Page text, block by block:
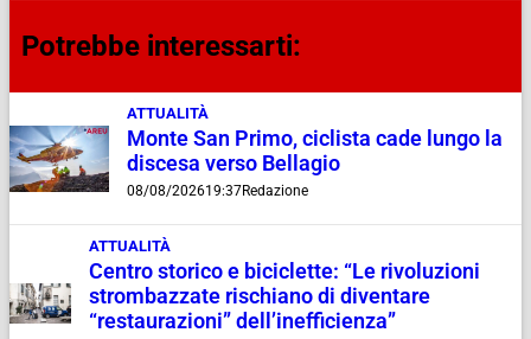
Potrebbe interessarti:
ATTUALITÀ
Monte San Primo, ciclista cade lungo la
discesa verso Bellagio
08/08/202619:37Redazione
ATTUALITÀ
Centro storico e biciclette: “Le rivoluzioni
strombazzate rischiano di diventare
“restaurazioni” dell’inefficienza”